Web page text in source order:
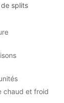
splits
chaud et froid